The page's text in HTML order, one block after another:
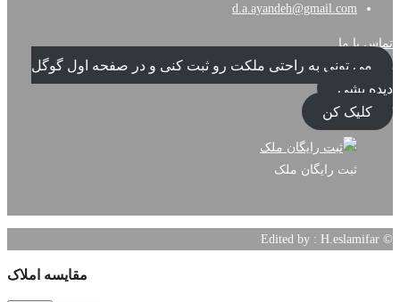
d.a.ayandeh@gmail.com
تماس با ما
می تونی به راحتی ملکت رو ثبت کنی و در صفحه اول گوگل
دیده بشی
کلیک کن
ثبت رایگان ملک
© Edited by : H.eslamifar
مقایسه املاک